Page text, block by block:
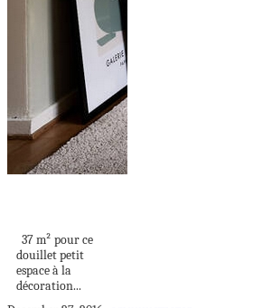
37 m² pour ce
douillet petit
espace à la
décoration...